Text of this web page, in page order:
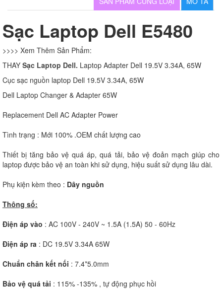
Sạc Laptop Dell E5480
>>>> Xem Thêm Sản Phẩm:
THAY Sạc Laptop Dell. Laptop Adapter Dell 19.5V 3.34A, 65W
Cục sạc nguồn laptop Dell 19.5V 3.34A, 65W
Dell Laptop Changer & Adapter 65W
Replacement Dell AC Adapter Power
Tình trạng : Mới 100% .OEM chất lượng cao
Thiết bị tăng bảo vệ quá áp, quá tải, bảo vệ đoản mạch giúp cho
laptop được bảo vệ an toàn khi sử dụng, hiệu suất sử dụng lâu dài.
Phụ kiện kèm theo : Dây nguồn
Thông số:
Điện áp vào : AC 100V - 240V ~ 1.5A (1.5A) 50 - 60Hz
Điện áp ra : DC 19.5V 3.34A 65W
Chuẩn chân kết nối : 7.4*5.0mm
Bảo vệ quá tải : 115% -135% , tự động phục hồi